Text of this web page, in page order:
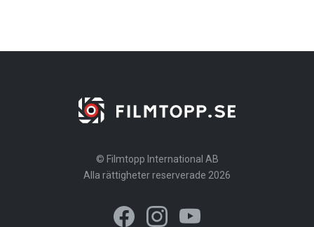
© Filmtopp International AB
Alla rättigheter reserverade 2026